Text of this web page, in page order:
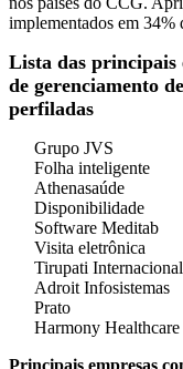
implementados em 34%
Lista das principais
de gerenciamento
perfiladas
Grupo JVS
Folha inteligente
Athenasaúde
Disponibilidade
Software Meditab
Visita eletrônica
Tirupati Internacional
Adroit Infosistemas
Prato
Harmony